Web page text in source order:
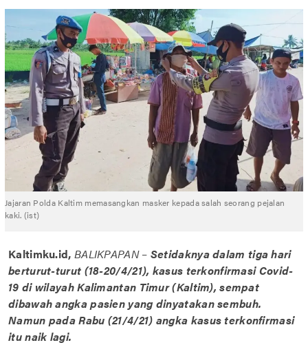
Jajaran Polda Kaltim memasangkan masker kepada salah seorang pejalan
kaki. (ist)
Kaltimku.id, BALIKPAPAN– Setidaknya dalam tiga hari
berturut-turut (18-20/4/21), kasus terkonfirmasi Covid-
19 di wilayah Kalimantan Timur (Kaltim), sempat
dibawah angka pasien yang dinyatakan sembuh.
Namun pada Rabu (21/4/21) angka kasus terkonfirmasi
itu naik lagi.